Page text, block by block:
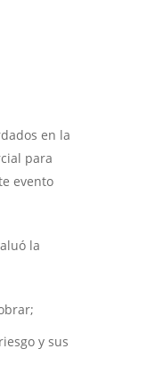
en la
para
evento
la
y sus